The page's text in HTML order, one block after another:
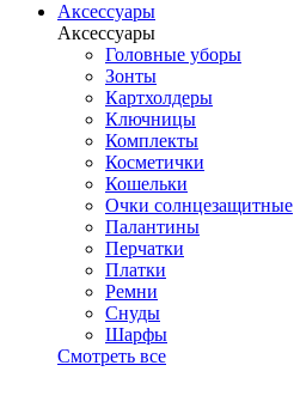
Аксессуары
Аксессуары
Головные уборы
Зонты
Картхолдеры
Ключницы
Комплекты
Косметички
Кошельки
Очки солнцезащитные
Палантины
Перчатки
Платки
Ремни
Снуды
Шарфы
Смотреть все